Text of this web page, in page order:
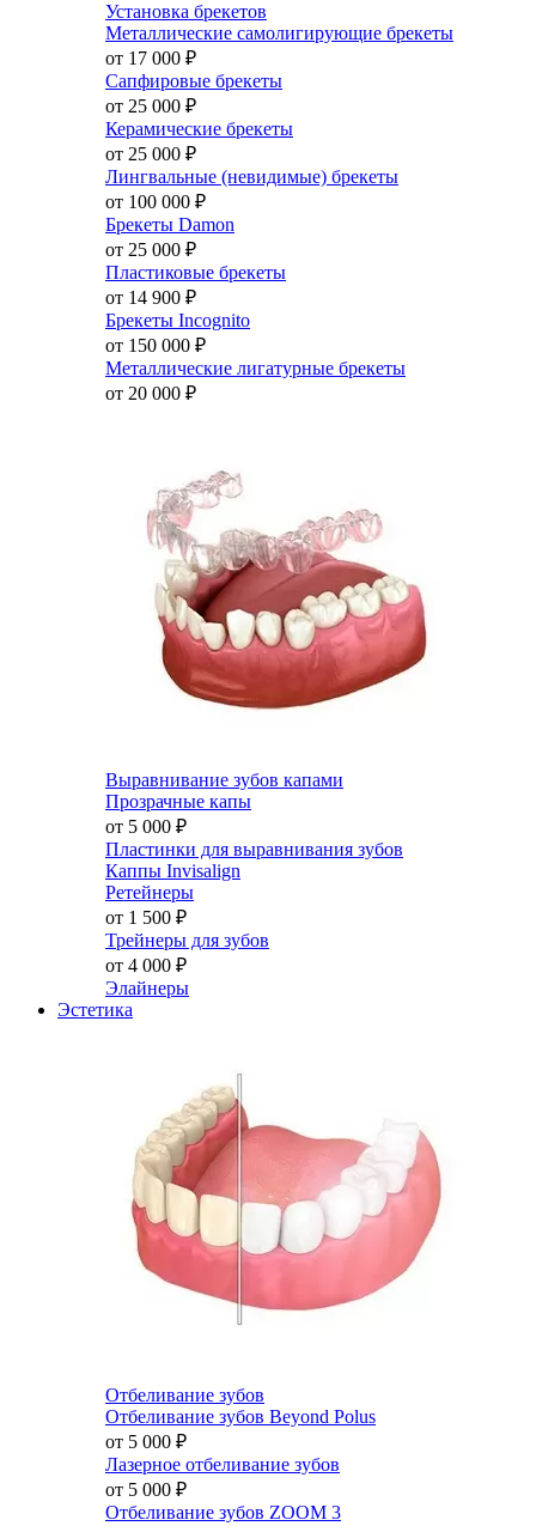
Установка брекетов
Металлические самолигирующие брекеты
от 17 000 ₽
Сапфировые брекеты
от 25 000 ₽
Керамические брекеты
от 25 000 ₽
Лингвальные (невидимые) брекеты
от 100 000 ₽
Брекеты Damon
от 25 000 ₽
Пластиковые брекеты
от 14 900 ₽
Брекеты Incognito
от 150 000 ₽
Металлические лигатурные брекеты
от 20 000 ₽
Выравнивание зубов капами
Прозрачные капы
от 5 000 ₽
Пластинки для выравнивания зубов
Каппы Invisalign
Ретейнеры
от 1 500 ₽
Трейнеры для зубов
от 4 000 ₽
Элайнеры
Эстетика
Отбеливание зубов
Отбеливание зубов Beyond Polus
от 5 000 ₽
Лазерное отбеливание зубов
от 5 000 ₽
Отбеливание зубов ZOOM 3